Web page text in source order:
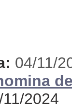
04/11/
2024